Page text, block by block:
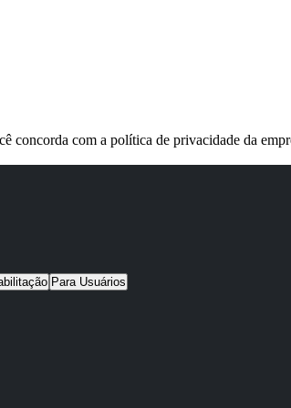
concorda com a política de privacidade da
Para Usuários